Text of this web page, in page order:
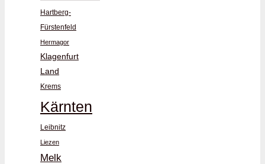
Hartberg-
Fürstenfeld
Hermagor
Klagenfurt
Land
Krems
Kärnten
Leibnitz
Liezen
Melk